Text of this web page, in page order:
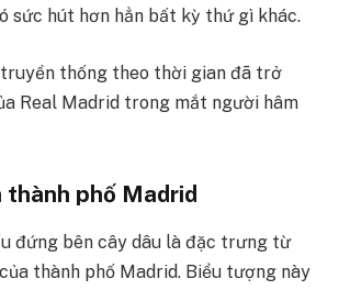
sức hút hơn hẳn bất kỳ thứ gì khác.
thống theo thời gian đã trở
Real Madrid trong mắt người hâm
thành phố Madrid
đứng bên cây dâu là đặc trưng từ
thành phố Madrid. Biểu tượng này